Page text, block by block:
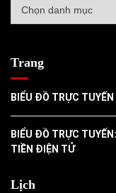
mục
Trang
BIỂU ĐỒ TRỰC
BIỂU ĐỒ TRỰC
TIỀN ĐIỆN TỬ
Lịch